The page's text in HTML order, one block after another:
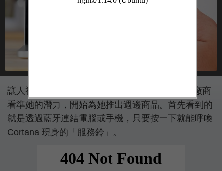
讓人神魂顛倒的虛擬助理 Cortana，已經有週邊廠商
看準她的潛力，開始為她推出週邊商品。首先看到的
就是透過藍牙連結電腦或手機，只要按一下就能呼喚
Cortana 現身的「服務鈴」。